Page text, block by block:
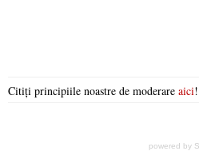
Citiți principiile noastre de moderare aici!
powered by